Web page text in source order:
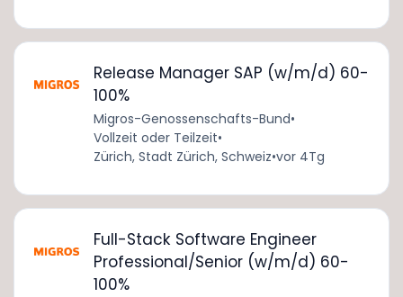
Release Manager SAP (w/m/d) 60-
100%
Migros-Genossenschafts-Bund•
Vollzeit oder Teilzeit•
Zürich, Stadt Zürich, Schweiz•vor 4Tg
Full-Stack Software Engineer
Professional/Senior (w/m/d) 60-
100%